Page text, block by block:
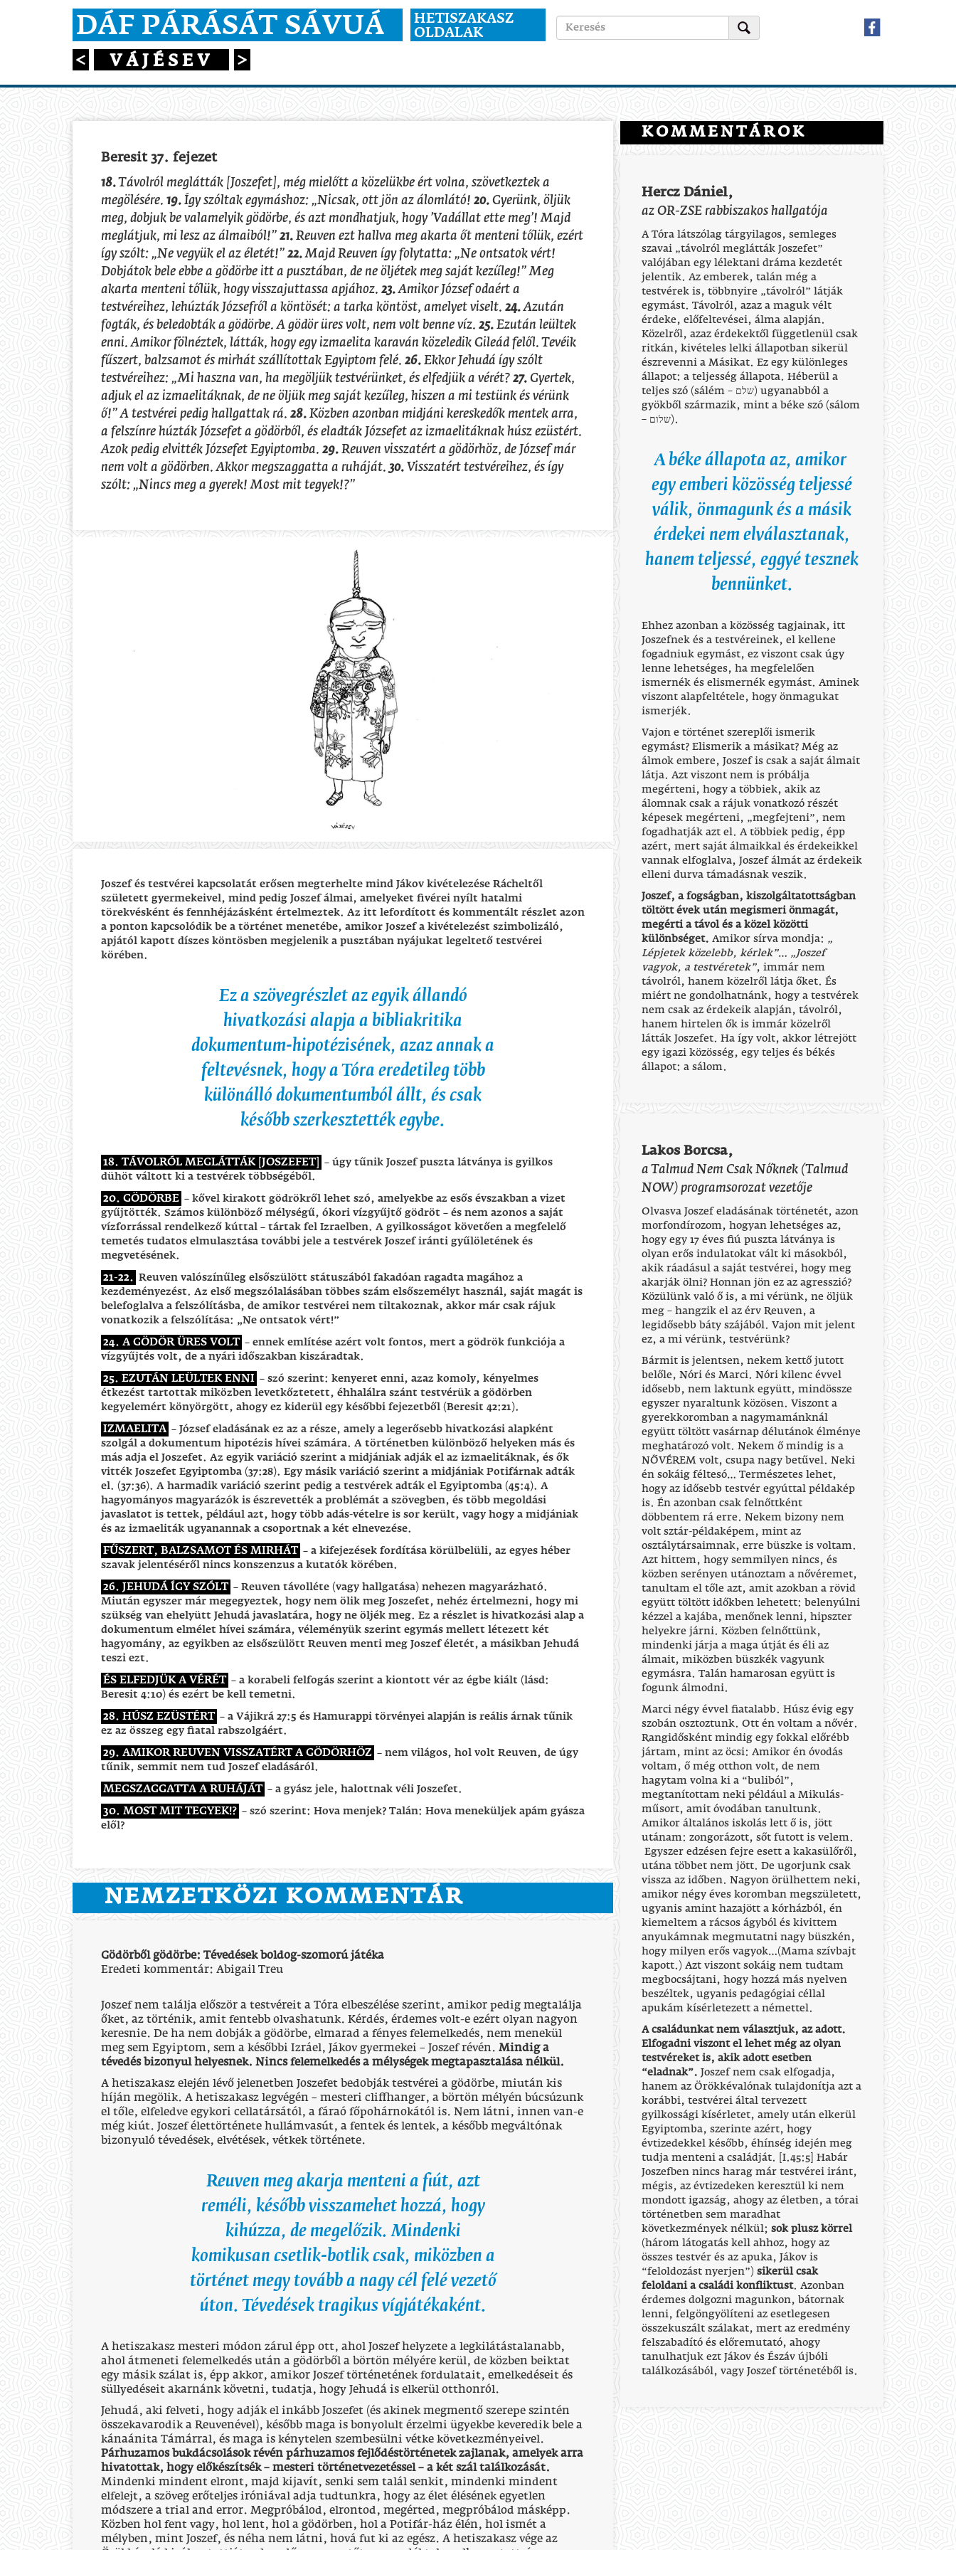
DÁF PÁRÁSÁT SÁVUÁ
HETISZAKASZ
OLDALAK
VÁJÉSEV
Beresit 37. fejezet
18.Távolról meglátták [Joszefet], még mielőtt a közelükbe ért volna, szövetkeztek a
megölésére. 19. Így szóltak egymáshoz: „Nicsak, ott jön az álomlátó! 20. Gyerünk, öljük
meg, dobjuk be valamelyik gödörbe, és azt mondhatjuk, hogy ’Vadállat ette meg’! Majd
meglátjuk, mi lesz az álmaiból!” 21. Reuven ezt hallva meg akarta őt menteni tőlük, ezért
így szólt: „Ne vegyük el az életét!” 22.Majd Reuven így folytatta: „Ne ontsatok vért!
Dobjátok bele ebbe a gödörbe itt a pusztában, de ne öljétek meg saját kezűleg!” Meg
akarta menteni tőlük, hogy visszajuttassa apjához. 23.Amikor József odaért a
testvéreihez, lehúzták Józsefről a köntösét: a tarka köntöst, amelyet viselt. 24.Azután
fogták, és beledobták a gödörbe. A gödör üres volt, nem volt benne víz. 25. Ezután leültek
enni. Amikor fölnéztek, látták, hogy egy izmaelita karaván közeledik Gileád felől. Tevéik
fűszert, balzsamot és mirhát szállítottak Egyiptom felé. 26. Ekkor Jehudá így szólt
testvéreihez: „Mi haszna van, ha megöljük testvérünket, és elfedjük a vérét? 27. Gyertek,
adjuk el az izmaelitáknak, de ne öljük meg saját kezűleg, hiszen a mi testünk és vérünk
ő!” A testvérei pedig hallgattak rá. 28. Közben azonban midjáni kereskedők mentek arra,
a felszínre húzták Józsefet a gödörből, és eladták Józsefet az izmaelitáknak húsz ezüstért.
Azok pedig elvitték Józsefet Egyiptomba. 29. Reuven visszatért a gödörhöz, de József már
nem volt a gödörben. Akkor megszaggatta a ruháját. 30. Visszatért testvéreihez, és így
szólt: „Nincs meg a gyerek! Most mit tegyek!?”
Joszef és testvérei kapcsolatát erősen megterhelte mind Jákov kivételezése Rácheltől
született gyermekeivel, mind pedig Joszef álmai, amelyeket fivérei nyílt hatalmi
törekvésként és fennhéjázásként értelmeztek. Az itt lefordított és kommentált részlet azon
a ponton kapcsolódik be a történet menetébe, amikor Joszef a kivételezést szimbolizáló,
apjától kapott díszes köntösben megjelenik a pusztában nyájukat legeltető testvérei
körében.
Ez a szövegrészlet az egyik állandó
hivatkozási alapja a bibliakritika
dokumentum-hipotézisének, azaz annak a
feltevésnek, hogy a Tóra eredetileg több
különálló dokumentumból állt, és csak
később szerkesztették egybe.
18. TÁVOLRÓL MEGLÁTTÁK [JOSZEFET]
– úgy tűnik Joszef puszta látványa is gyilkos
dühöt váltott ki a testvérek többségéből.
20. GÖDÖRBE – kővel kirakott gödrökről lehet szó, amelyekbe az esős évszakban a vizet
gyűjtötték. Számos különböző mélységű, ókori vízgyűjtő gödröt – és nem azonos a saját
vízforrással rendelkező kúttal – tártak fel Izraelben. A gyilkosságot követően a megfelelő
temetés tudatos elmulasztása további jele a testvérek Joszef iránti gyűlöletének és
megvetésének.
21-22.
Reuven valószínűleg elsőszülött státuszából fakadóan ragadta magához a
kezdeményezést. Az első megszólalásában többes szám elsőszemélyt használ, saját magát is
belefoglalva a felszólításba, de amikor testvérei nem tiltakoznak, akkor már csak rájuk
vonatkozik a felszólítása: „Ne ontsatok vért!”
24. A GÖDÖR ÜRES VOLT – ennek említése azért volt fontos, mert a gödrök funkciója a
vízgyűjtés volt, de a nyári időszakban kiszáradtak.
25. EZUTÁN LEÜLTEK ENNI – szó szerint: kenyeret enni, azaz komoly, kényelmes
étkezést tartottak miközben levetkőztetett, éhhalálra szánt testvérük a gödörben
kegyelemért könyörgött, ahogy ez kiderül egy későbbi fejezetből (Beresit 42:21).
IZMAELITA – József eladásának ez az a része, amely a legerősebb hivatkozási alapként
szolgál a dokumentum hipotézis hívei számára. A történetben különböző helyeken más és
más adja el Joszefet. Az egyik variáció szerint a midjániak adják el az izmaelitáknak, és ők
vitték Joszefet Egyiptomba (37:28). Egy másik variáció szerint a midjániak Potifárnak adták
el. (37:36). A harmadik variáció szerint pedig a testvérek adták el Egyiptomba (45:4). A
hagyományos magyarázók is észrevették a problémát a szövegben, és több megoldási
javaslatot is tettek, például azt, hogy több adás-vételre is sor került, vagy hogy a midjániak
és az izmaeliták ugyanannak a csoportnak a két elnevezése.
FŰSZERT, BALZSAMOT ÉS MIRHÁT – a kifejezések fordítása körülbelüli, az egyes héber
szavak jelentéséről nincs konszenzus a kutatók körében.
26. JEHUDÁ ÍGY SZÓLT – Reuven távolléte (vagy hallgatása) nehezen magyarázható.
Miután egyszer már megegyeztek, hogy nem ölik meg Joszefet, nehéz értelmezni, hogy mi
szükség van ehelyütt Jehudá javaslatára, hogy ne öljék meg. Ez a részlet is hivatkozási alap a
dokumentum elmélet hívei számára, véleményük szerint egymás mellett létezett két
hagyomány, az egyikben az elsőszülött Reuven menti meg Joszef életét, a másikban Jehudá
teszi ezt.
ÉS ELFEDJÜK A VÉRÉT – a korabeli felfogás szerint a kiontott vér az égbe kiált (lásd:
Beresit 4:10) és ezért be kell temetni.
28. HÚSZ EZÜSTÉRT – a Vájikrá 27:5 és Hamurappi törvényei alapján is reális árnak tűnik
ez az összeg egy fiatal rabszolgáért.
29. AMIKOR REUVEN VISSZATÉRT A GÖDÖRHÖZ – nem világos, hol volt Reuven, de úgy
tűnik, semmit nem tud Joszef eladásáról.
MEGSZAGGATTA A RUHÁJÁT – a gyász jele, halottnak véli Joszefet.
30. MOST MIT TEGYEK!? – szó szerint: Hova menjek? Talán: Hova meneküljek apám gyásza
elől?
NEMZETKÖZI KOMMENTÁR
Gödörből gödörbe: Tévedések boldog-szomorú játéka
Eredeti kommentár: Abigail Treu
Joszef nem találja először a testvéreit a Tóra elbeszélése szerint, amikor pedig megtalálja
őket, az történik, amit fentebb olvashatunk. Kérdés, érdemes volt-e ezért olyan nagyon
keresnie. De ha nem dobják a gödörbe, elmarad a fényes felemelkedés, nem menekül
meg sem Egyiptom, sem a későbbi Izráel, Jákov gyermekei – Joszef révén. Mindig a
tévedés bizonyul helyesnek. Nincs felemelkedés a mélységek megtapasztalása nélkül.
A hetiszakasz elején lévő jelenetben Joszefet bedobják testvérei a gödörbe, miután kis
híján megölik. A hetiszakasz legvégén – mesteri cliffhanger, a börtön mélyén búcsúzunk
el tőle, elfeledve egykori cellatársától, a fáraó főpohárnokától is. Nem látni, innen van-e
még kiút. Joszef élettörténete hullámvasút, a fentek és lentek, a később megváltónak
bizonyuló tévedések, elvétések, vétkek története.
Reuven meg akarja menteni a fiút, azt
reméli, később visszamehet hozzá, hogy
kihúzza, de megelőzik. Mindenki
komikusan csetlik-botlik csak, miközben a
történet megy tovább a nagy cél felé vezető
úton. Tévedések tragikus vígjátékaként.
A hetiszakasz mesteri módon zárul épp ott, ahol Joszef helyzete a legkilátástalanabb,
ahol átmeneti felemelkedés után a gödörből a börtön mélyére kerül, de közben beiktat
egy másik szálat is, épp akkor, amikor Joszef történetének fordulatait, emelkedéseit és
süllyedéseit akarnánk követni, tudatja, hogy Jehudá is elkerül otthonról.
Jehudá, aki felveti, hogy adják el inkább Joszefet (és akinek megmentő szerepe szintén
összekavarodik a Reuvenével), később maga is bonyolult érzelmi ügyekbe keveredik bele a
kánaánita Támárral, és maga is kénytelen szembesülni vétke következményeivel.
Párhuzamos bukdácsolások révén párhuzamos fejlődéstörténetek zajlanak, amelyek arra
hivatottak, hogy előkészítsék – mesteri történetvezetéssel – a két szál találkozását.
Mindenki mindent elront, majd kijavít, senki sem talál senkit, mindenki mindent
elfelejt, a szöveg erőteljes iróniával adja tudtunkra, hogy az élet élésének egyetlen
módszere a trial and error. Megpróbálod, elrontod, megérted, megpróbálod másképp.
Közben hol fent vagy, hol lent, hol a gödörben, hol a Potifár-ház élén, hol ismét a
mélyben, mint Joszef, és néha nem látni, hová fut ki az egész. A hetiszakasz vége az
KOMMENTÁROK
Hercz Dániel,
az OR-ZSE rabbiszakos hallgatója
A Tóra látszólag tárgyilagos, semleges
szavai „távolról meglátták Joszefet”
valójában egy lélektani dráma kezdetét
jelentik. Az emberek, talán még a
testvérek is, többnyire „távolról” látják
egymást. Távolról, azaz a maguk vélt
érdeke, előfeltevései, álma alapján.
Közelről, azaz érdekektől függetlenül csak
ritkán, kivételes lelki állapotban sikerül
észrevenni a Másikat. Ez egy különleges
állapot: a teljesség állapota. Héberül a
teljes szó (sálém – שלם) ugyanabból a
gyökből származik, mint a béke szó (sálom
– שלום).
A béke állapota az, amikor
egy emberi közösség teljessé
válik, önmagunk és a másik
érdekei nem elválasztanak,
hanem teljessé, eggyé tesznek
bennünket.
Ehhez azonban a közösség tagjainak, itt
Joszefnek és a testvéreinek, el kellene
fogadniuk egymást, ez viszont csak úgy
lenne lehetséges, ha megfelelően
ismernék és elismernék egymást. Aminek
viszont alapfeltétele, hogy önmagukat
ismerjék.
Vajon e történet szereplői ismerik
egymást? Elismerik a másikat? Még az
álmok embere, Joszef is csak a saját álmait
látja. Azt viszont nem is próbálja
megérteni, hogy a többiek, akik az
álomnak csak a rájuk vonatkozó részét
képesek megérteni, „megfejteni”, nem
fogadhatják azt el. A többiek pedig, épp
azért, mert saját álmaikkal és érdekeikkel
vannak elfoglalva, Joszef álmát az érdekeik
elleni durva támadásnak veszik.
Joszef, a fogságban, kiszolgáltatottságban
töltött évek után megismeri önmagát,
megérti a távol és a közel közötti
különbséget. Amikor sírva mondja: „
Lépjetek közelebb, kérlek”… „Joszef
vagyok, a testvéretek”, immár nem
távolról, hanem közelről látja őket. És
miért ne gondolhatnánk, hogy a testvérek
nem csak az érdekeik alapján, távolról,
hanem hirtelen ők is immár közelről
látták Joszefet. Ha így volt, akkor létrejött
egy igazi közösség, egy teljes és békés
állapot: a sálom.
Lakos Borcsa,
a Talmud Nem Csak Nőknek (Talmud
NOW) programsorozat vezetője
Olvasva Joszef eladásának történetét, azon
morfondírozom, hogyan lehetséges az,
hogy egy 17 éves fiú puszta látványa is
olyan erős indulatokat vált ki másokból,
akik ráadásul a saját testvérei, hogy meg
akarják ölni? Honnan jön ez az agresszió?
Közülünk való ő is, a mi vérünk, ne öljük
meg – hangzik el az érv Reuven, a
legidősebb báty szájából. Vajon mit jelent
ez, a mi vérünk, testvérünk?
Bármit is jelentsen, nekem kettő jutott
belőle, Nóri és Marci. Nóri kilenc évvel
idősebb, nem laktunk együtt, mindössze
egyszer nyaraltunk közösen. Viszont a
gyerekkoromban a nagymamánknál
együtt töltött vasárnap délutánok élménye
meghatározó volt. Nekem ő mindig is a
NŐVÉREM volt, csupa nagy betűvel. Neki
én sokáig féltesó… Természetes lehet,
hogy az idősebb testvér egyúttal példakép
is. Én azonban csak felnőttként
döbbentem rá erre. Nekem bizony nem
volt sztár-példaképem, mint az
osztálytársaimnak, erre büszke is voltam.
Azt hittem, hogy semmilyen nincs, és
közben serényen utánoztam a nővéremet,
tanultam el tőle azt, amit azokban a rövid
együtt töltött időkben lehetett: belenyúlni
kézzel a kajába, menőnek lenni, hipszter
helyekre járni. Közben felnőttünk,
mindenki járja a maga útját és éli az
álmait, miközben büszkék vagyunk
egymásra. Talán hamarosan együtt is
fogunk álmodni.
Marci négy évvel fiatalabb. Húsz évig egy
szobán osztoztunk. Ott én voltam a nővér.
Rangidősként mindig egy fokkal előrébb
jártam, mint az öcsi: Amikor én óvodás
voltam, ő még otthon volt, de nem
hagytam volna ki a “buliból”,
megtanítottam neki például a Mikulás-
műsort, amit óvodában tanultunk.
Amikor általános iskolás lett ő is, jött
utánam: zongorázott, sőt futott is velem.
Egyszer edzésen fejre esett a kakasülőről,
utána többet nem jött. De ugorjunk csak
vissza az időben. Nagyon örülhettem neki,
amikor négy éves koromban megszületett,
ugyanis amint hazajött a kórházból, én
kiemeltem a rácsos ágyból és kivittem
anyukámnak megmutatni nagy büszkén,
hogy milyen erős vagyok…(Mama szívbajt
kapott.) Azt viszont sokáig nem tudtam
megbocsájtani, hogy hozzá más nyelven
beszéltek, ugyanis pedagógiai céllal
apukám kísérletezett a némettel.
A családunkat nem választjuk, az adott.
Elfogadni viszont el lehet még az olyan
testvéreket is, akik adott esetben
“eladnak”. Joszef nem csak elfogadja,
hanem az Örökkévalónak tulajdonítja azt a
korábbi, testvérei által tervezett
gyilkossági kísérletet, amely után elkerül
Egyiptomba, szerinte azért, hogy
évtizedekkel később, éhínség idején meg
tudja menteni a családját. [I.45:5] Habár
Joszefben nincs harag már testvérei iránt,
mégis, az évtizedeken keresztül ki nem
mondott igazság, ahogy az életben, a tórai
történetben sem maradhat
következmények nélkül; sok plusz körrel
(három látogatás kell ahhoz, hogy az
összes testvér és az apuka, Jákov is
“feloldozást nyerjen”) sikerül csak
feloldani a családi konfliktust. Azonban
érdemes dolgozni magunkon, bátornak
lenni, felgöngyölíteni az esetlegesen
összekuszált szálakat, mert az eredmény
felszabadító és előremutató, ahogy
tanulhatjuk ezt Jákov és Észáv újbóli
találkozásából, vagy Joszef történetéből is.